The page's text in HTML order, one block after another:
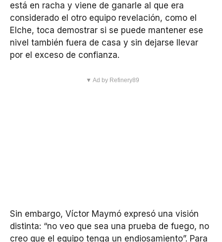
está en racha y viene de ganarle al que era
considerado el otro equipo revelación, como el
Elche, toca demostrar si se puede mantener ese
nivel también fuera de casa y sin dejarse llevar
por el exceso de confianza.
▼ Ad by Refinery89
Sin embargo, Víctor Maymó expresó una visión
distinta: “no veo que sea una prueba de fuego, no
creo que el equipo tenga un endiosamiento”. Para